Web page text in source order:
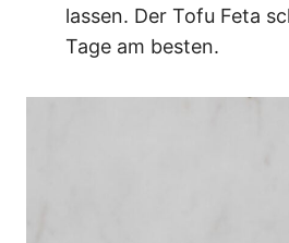
lassen. Der Tofu Feta
Tage am besten.